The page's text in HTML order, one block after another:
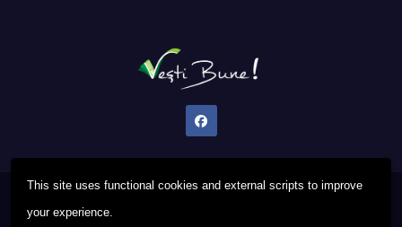
This site uses functional cookies and external scripts to improve
your experience.
Proudly powered by WordPress